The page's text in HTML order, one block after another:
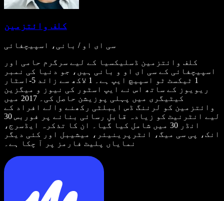
کلف وائتزمین
سی ای او / بانی، اسپیچفائی
کلف وائتزمین ڈسلیکسیا کے لیے سرگرم حامی اور
اسپیچفائی کے سی ای او و بانی ہیں، جو دنیا کی نمبر
1 ٹیکسٹ ٹو اسپیچ ایپ ہے۔ 1 لاکھ سے زائد 5-اسٹار
ریویوز کے ساتھ اس نے ایپ اسٹور کی نیوز و میگزین
کیٹیگری میں پہلی پوزیشن حاصل کی۔ 2017 میں
وائتزمین کو لرننگ ڈس ایبلٹی رکھنے والے افراد کے
لیے انٹرنیٹ کو زیادہ قابلِ رسائی بنانے پر فوربس 30
انڈر 30 میں شامل کیا گیا۔ ان کا تذکرہ ایڈسرج،
انک، پی سی میگ، انٹرپرینیئر، میشیبل اور کئی دیگر
نمایاں پلیٹ فارمز پر آ چکا ہے۔